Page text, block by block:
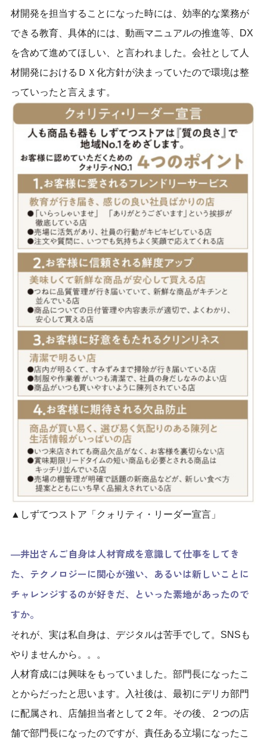
材開発を担当することになった時には、 効率的な業務が
できる教育、具体的には、動画マニュアルの推進等、DX
を含めて進めてほしい、と言われました。会社として人
材開発におけるＤＸ化方針が決まっていたので環境は整
っていったと言えます。
▲しずてつストア「クォリティ・リーダー宣言」
―井出さんご自身は人材育成を意識して仕事をしてき
た、テクノロジーに関心が強い、あるいは新しいことに
チャレンジするのが好きだ、といった素地があったので
すか。
それが、実は私自身は、デジタルは苦手でして。SNSも
やりませんから。。。
人材育成には興味をもっていました。部門長になったこ
とからだったと思います。入社後は、最初にデリカ部門
に配属され、店舗担当者として２年。その後、２つの店
舗で部門長になったのですが、責任ある立場になったこ